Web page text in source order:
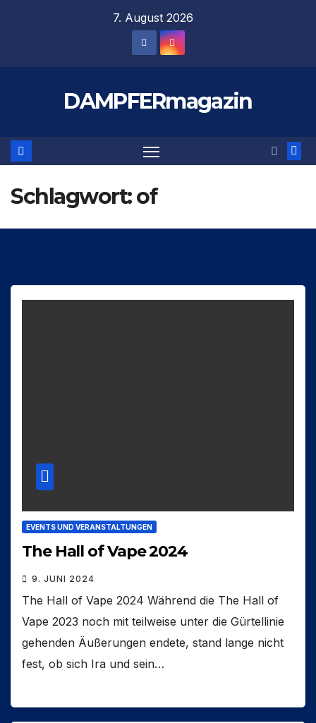
7. August 2026
DAMPFERmagazin
Schlagwort:of
EVENTS UND VERANSTALTUNGEN
The Hall of Vape 2024
9. JUNI 2024
The Hall of Vape 2024 Während die The Hall of
Vape 2023 noch mit teilweise unter die Gürtellinie
gehenden Äußerungen endete, stand lange nicht
fest, ob sich Ira und sein…